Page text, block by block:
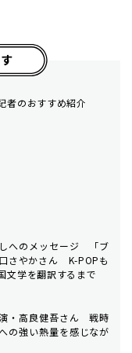
のおすすめ紹介
へのメッセージ 「ブ
さやかさん K-POPも
文学を翻訳するまで
・高良健吾さん 戦時
の強い熱量を感じなが